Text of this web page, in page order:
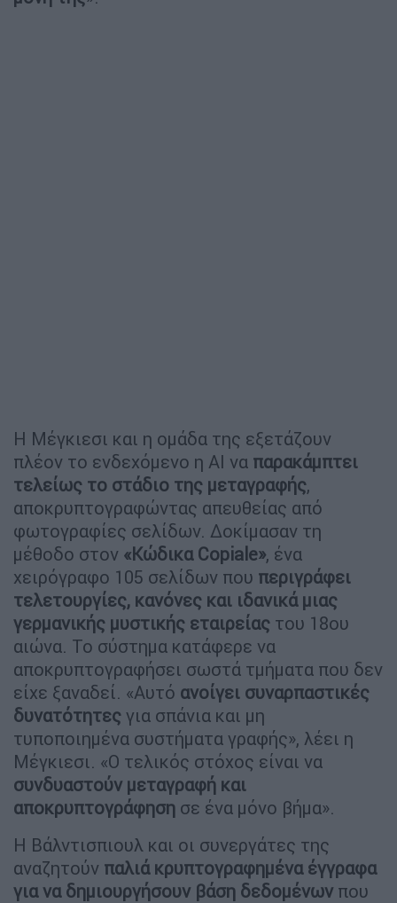
Η Μέγκιεσι και η ομάδα της εξετάζουν
πλέον το ενδεχόμενο η AI να παρακάμπτει
τελείως το στάδιο της μεταγραφής,
αποκρυπτογραφώντας απευθείας από
φωτογραφίες σελίδων. Δοκίμασαν τη
μέθοδο στον «Κώδικα Copiale», ένα
χειρόγραφο 105 σελίδων που περιγράφει
τελετουργίες, κανόνες και ιδανικά μιας
γερμανικής μυστικής εταιρείας του 18ου
αιώνα. Το σύστημα κατάφερε να
αποκρυπτογραφήσει σωστά τμήματα που δεν
είχε ξαναδεί. «Αυτό ανοίγει συναρπαστικές
δυνατότητες για σπάνια και μη
τυποποιημένα συστήματα γραφής», λέει η
Μέγκιεσι. «Ο τελικός στόχος είναι να
συνδυαστούν μεταγραφή και
αποκρυπτογράφηση σε ένα μόνο βήμα».
Η Βάλντισπιουλ και οι συνεργάτες της
αναζητούν παλιά κρυπτογραφημένα έγγραφα
για να δημιουργήσουν βάση δεδομένων που